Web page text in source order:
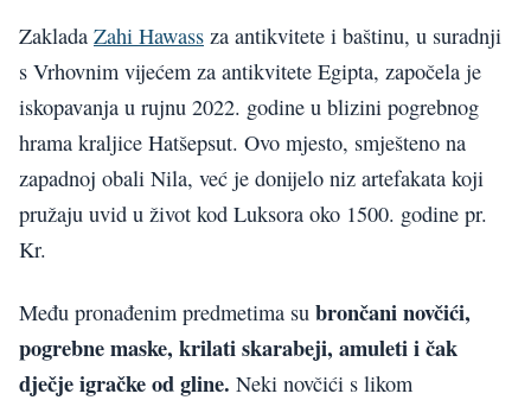
Zaklada Zahi Hawass za antikvitete i baštinu, u suradnji
s Vrhovnim vijećem za antikvitete Egipta, započela je
iskopavanja u rujnu 2022. godine u blizini pogrebnog
hrama kraljice Hatšepsut. Ovo mjesto, smješteno na
zapadnoj obali Nila, već je donijelo niz artefakata koji
pružaju uvid u život kod Luksora oko 1500. godine pr.
Kr.
Među pronađenim predmetima su brončani novčići,
pogrebne maske, krilati skarabeji, amuleti i čak
dječje igračke od gline. Neki novčići s likom